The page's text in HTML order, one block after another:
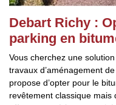
Debart Richy :
parking en
Vous cherchez une
travaux d’aménagement
propose d’opter pour le
revêtement classique mais